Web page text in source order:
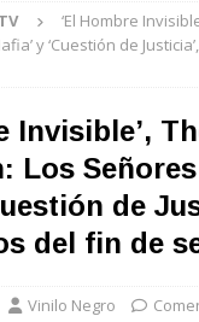
‘El Hombre
y ‘Cuestión de
Invisible’,
Los
de
del fin de
Vinilo Negro